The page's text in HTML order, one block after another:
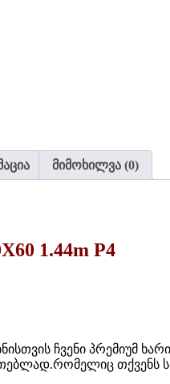
მიმოხილვა (0)
1.44m P4
ჩვენი პრემიუმ
თქვენს